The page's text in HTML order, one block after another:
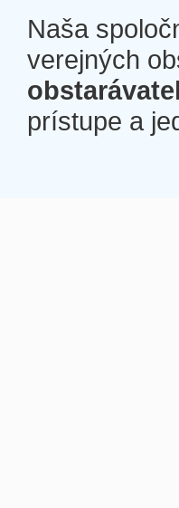
Naša
verejných
prístupe a